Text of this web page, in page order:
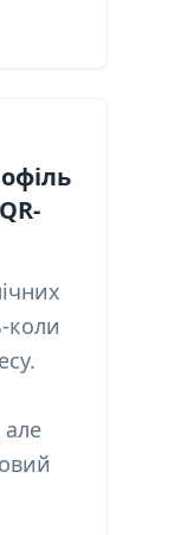
коли